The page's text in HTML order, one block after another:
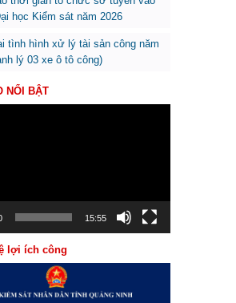
học Kiểm sát năm 2026
tình hình xử lý tài sản công năm
lý 03 xe ô tô công)
NỔI BẬT
15:55
lợi ích công